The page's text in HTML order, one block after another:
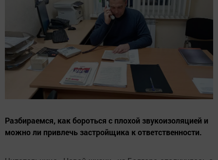
Разбираемся, как бороться с плохой звукоизоляцией и
можно ли привлечь застройщика к ответственности.